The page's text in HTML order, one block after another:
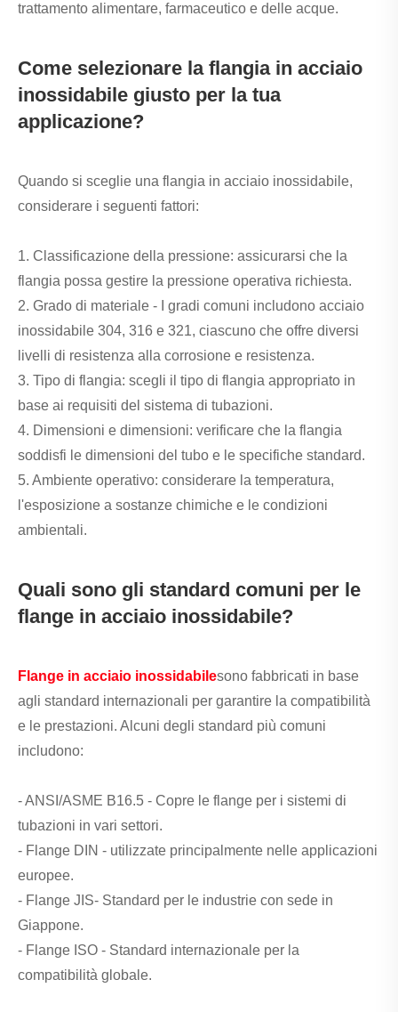
trattamento alimentare, farmaceutico e delle acque.
Come selezionare la flangia in acciaio
inossidabile giusto per la tua
applicazione?
Quando si sceglie una flangia in acciaio inossidabile,
considerare i seguenti fattori:
1. Classificazione della pressione: assicurarsi che la
flangia possa gestire la pressione operativa richiesta.
2. Grado di materiale - I gradi comuni includono acciaio
inossidabile 304, 316 e 321, ciascuno che offre diversi
livelli di resistenza alla corrosione e resistenza.
3. Tipo di flangia: scegli il tipo di flangia appropriato in
base ai requisiti del sistema di tubazioni.
4. Dimensioni e dimensioni: verificare che la flangia
soddisfi le dimensioni del tubo e le specifiche standard.
5. Ambiente operativo: considerare la temperatura,
l'esposizione a sostanze chimiche e le condizioni
ambientali.
Quali sono gli standard comuni per le
flange in acciaio inossidabile?
Flange in acciaio inossidabilesono fabbricati in base
agli standard internazionali per garantire la compatibilità
e le prestazioni. Alcuni degli standard più comuni
includono:
- ANSI/ASME B16.5 - Copre le flange per i sistemi di
tubazioni in vari settori.
- Flange DIN - utilizzate principalmente nelle applicazioni
europee.
- Flange JIS- Standard per le industrie con sede in
Giappone.
- Flange ISO - Standard internazionale per la
compatibilità globale.